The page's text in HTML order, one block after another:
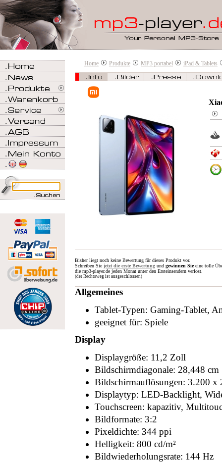
Home Produkte MP3 portabel iPad & Tablets
Bisher liegt noch keine Bewertung für dieses Produkt vor.
Schreiben Sie jetzt die erste Bewertung und gewinnen Sieeine tolle
die mp3-player.de jeden Monat unter den Ersteinsendern verlost.
(der Rechtsweg ist ausgeschlossen)
Allgemeines
Tablet-Typen: Gaming-Tablet,
geeignet für: Spiele
Display
Displaygröße: 11,2 Zoll
Bildschirmdiagonale: 28,448 cm
Bildschirmauflösungen: 3.200 x
Displaytyp: LED-Backlight,
Touchscreen: kapazitiv,
Bildformate: 3:2
Pixeldichte: 344 ppi
Helligkeit: 800 cd/m²
Bildwiederholungsrate: 144 Hz